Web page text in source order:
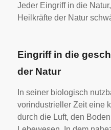
Jeder Eingriff in die
Heilkräfte der Natur
Eingriff in die
der Natur
In seiner biologisch
vorindustrieller Zeit eine
durch die Luft, den